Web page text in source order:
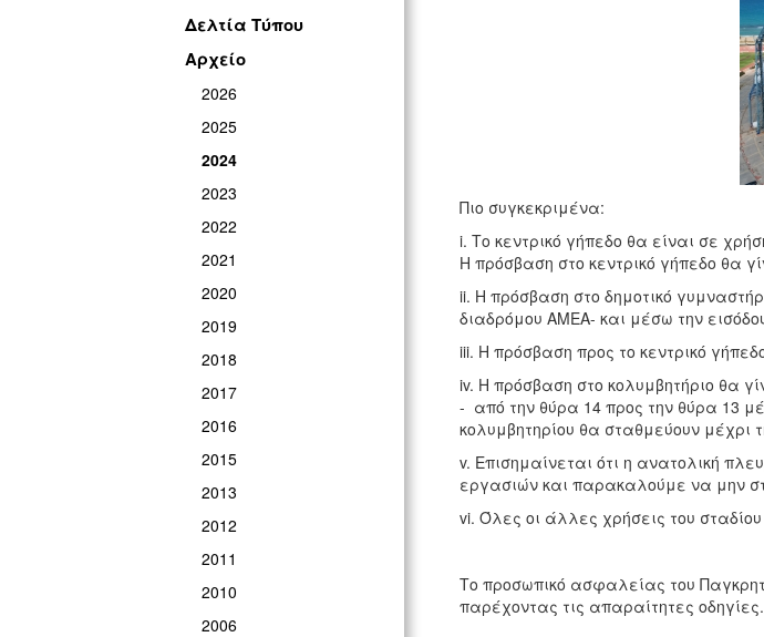
Δελτία Τύπου
Αρχείο
2026
2025
2024
2023
2022
2021
2020
2019
2018
2017
2016
2015
2013
2012
2011
2010
2006
Πιο συγκεκριμένα:
i. Το κεντρικό γήπεδο θα είναι σε
Η πρόσβαση στο κεντρικό γήπεδο θα
ii. Η πρόσβαση στο δημοτικό
διαδρόμου ΑΜΕΑ- και μέσω την
iii. Η πρόσβαση προς το κεντρικό
iv. Η πρόσβαση στο κολυμβητήριο θα
- από την θύρα 14 προς την θύρα 13
κολυμβητηρίου θα σταθμεύουν μέχρι
v. Επισημαίνεται ότι η ανατολική
εργασιών και παρακαλούμε να μην
vi. Όλες οι άλλες χρήσεις του
Το προσωπικό ασφαλείας του
παρέχοντας τις απαραίτητες οδηγίες.